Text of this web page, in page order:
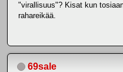
"virallisuus"? Kisat kun
rahareikää.
69sale